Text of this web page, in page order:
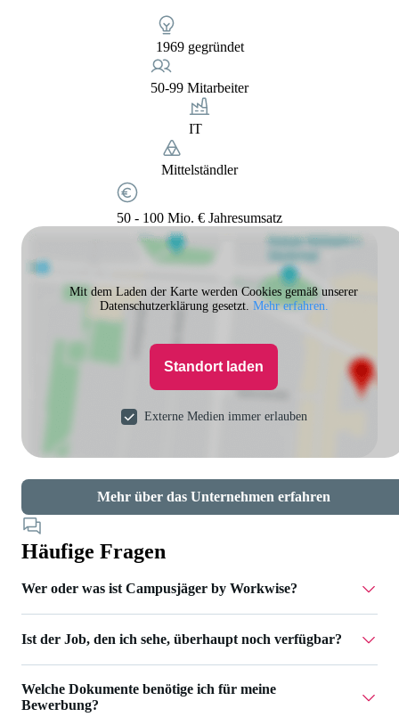
1969 gegründet
50-99 Mitarbeiter
IT
Mittelständler
50 - 100 Mio. € Jahresumsatz
Mit dem Laden der Karte werden Cookies gemäß unserer
Datenschutzerklärung gesetzt. Mehr erfahren.
Standort laden
Externe Medien immer erlauben
Mehr über das Unternehmen erfahren
Häufige Fragen
Wer oder was ist Campusjäger by Workwise?
Campusjäger gehört zu Workwise – einer Jobplattform, die
dich über den gesamten Karriereweg unterstützt. Wir
übernehmen das Recruiting für verschiedene Unternehmen
und begleiten dich im gesamten Bewerbungsprozess. Über
Ist der Job, den ich sehe, überhaupt noch verfügbar?
Button 'Jetzt bewerben' klicken. Ist dies nicht möglich,
Welche Dokumente benötige ich für meine
Bewerbung?